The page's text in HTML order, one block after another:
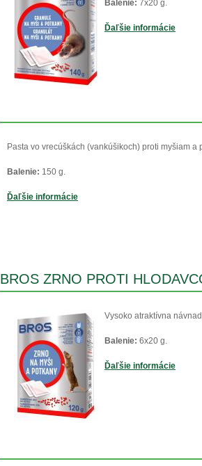
Balenie: 7x20 g.
Ďaľšie informácie
Pasta vo vrecúškách (vankúšikoch) proti myšiam a
Balenie: 150 g.
Ďaľšie informácie
BROS ZRNO PROTI
Vysoko atraktívna
Balenie: 6x20 g.
Ďaľšie informácie